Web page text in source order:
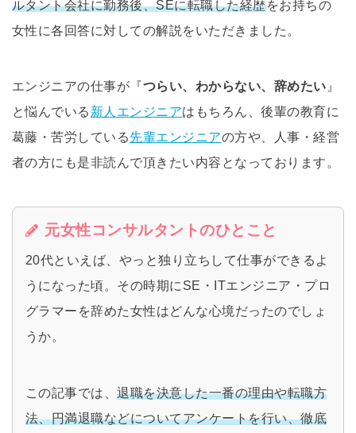
ルタント会社に勤務後、SEに転職した経歴をお持ちの
女性に各回答に対しての解説をいただきました。
エンジニアの仕事が『つらい、わからない、辞めたい 』
と悩んでいる 新人エンジニアはもちろん、後輩の教育に
葛藤・苦労している先輩エンジニアの方や、人事・経営
者の方にも是非読んで頂きたい内容となっております。
元女性コンサルタントのひとこと
20代といえば、やっと独り立ちして仕事ができるよ
うになった頃。その時期にSE・ITエンジニア・プロ
グラマーを辞めた女性はどんな心境だったのでしょ
うか。
この記事では、退職を決意した一番の理由や転職方
法、円満退職などについてアンケートを行い、徹底